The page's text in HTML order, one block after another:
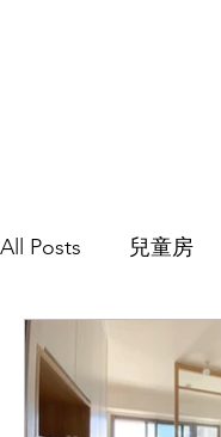
All Posts 兒童房